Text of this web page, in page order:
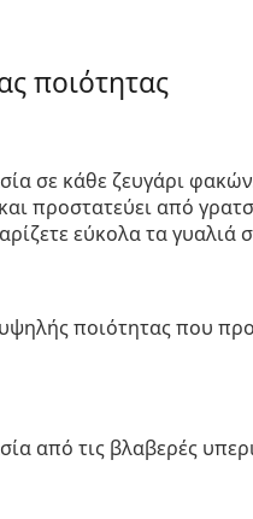
ποιότητας
σε κάθε ζευγάρι
προστατεύει από
εύκολα τα γυαλιά
ποιότητας που
από τις βλαβερές